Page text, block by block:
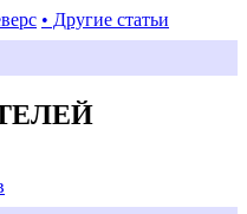
• Другие статьи